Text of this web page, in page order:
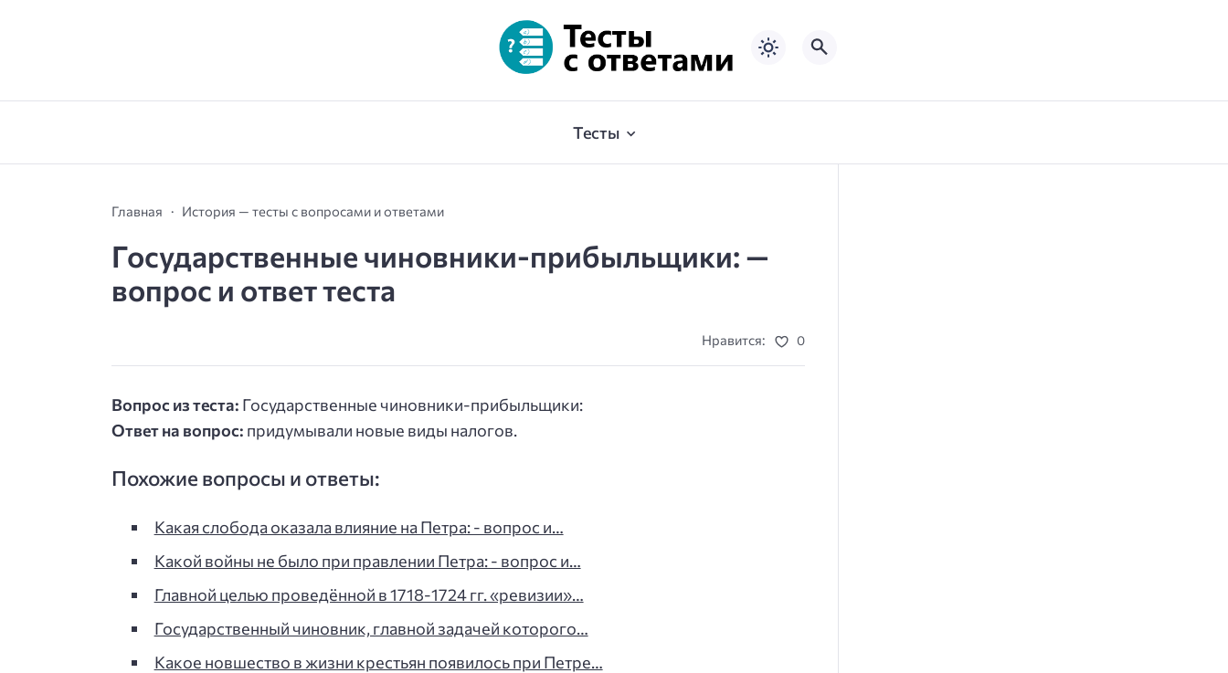
Тесты
Главная История — тесты с вопросами и ответами
Государственные чиновники-прибыльщики: —
вопрос и ответ теста
Нравится: 0
Вопрос из теста: Государственные чиновники-прибыльщики:
Ответ на вопрос: придумывали новые виды налогов.
Похожие вопросы и ответы:
Какая слобода оказала влияние на Петра: - вопрос и…
Какой войны не было при правлении Петра: - вопрос и…
Главной целью проведённой в 1718-1724 гг. «ревизии»…
Государственный чиновник, главной задачей которого…
Какое новшество в жизни крестьян появилось при Петре…